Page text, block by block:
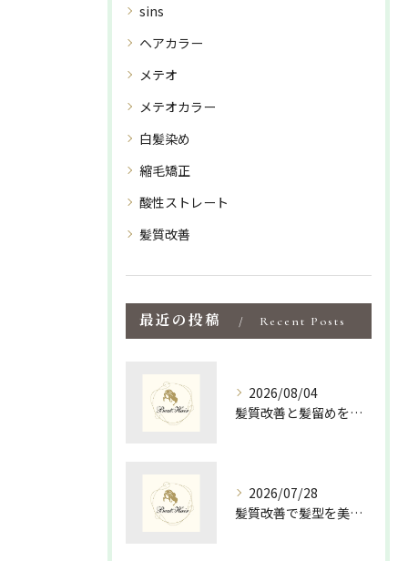
sins
ヘアカラー
メテオ
メテオカラー
白髪染め
縮毛矯正
酸性ストレート
髪質改善
最近の投稿 Recent Posts
2026/08/04
髪質改善と髪留めを活かして島根県松江市隠岐郡海士町で手軽にツヤ髪を手に入れる方法
2026/07/28
髪質改善で髪型を美しく保つための最適な選び方と毎日のスタイリング術